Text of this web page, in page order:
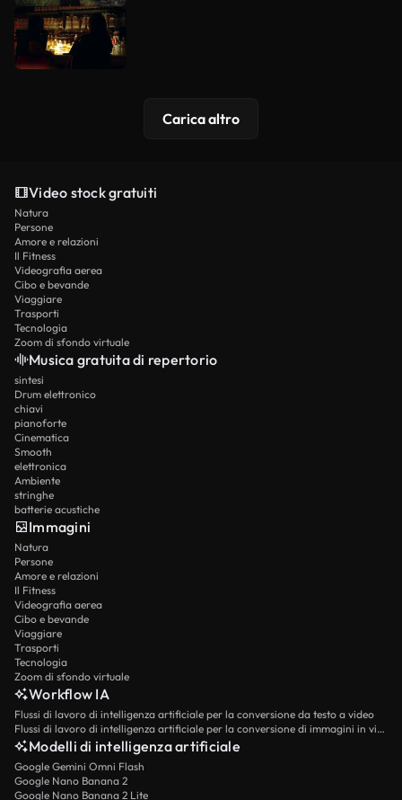
Carica altro
Video stock gratuiti
Natura
Persone
Amore e relazioni
Il Fitness
Videografia aerea
Cibo e bevande
Viaggiare
Trasporti
Tecnologia
Zoom di sfondo virtuale
Musica gratuita di repertorio
sintesi
Drum elettronico
chiavi
pianoforte
Cinematica
Smooth
elettronica
Ambiente
stringhe
batterie acustiche
Immagini
Natura
Persone
Amore e relazioni
Il Fitness
Videografia aerea
Cibo e bevande
Viaggiare
Trasporti
Tecnologia
Zoom di sfondo virtuale
Workflow IA
Flussi di lavoro di intelligenza artificiale per la conversione da testo a video
Flussi di lavoro di intelligenza artificiale per la conversione di immagini in video
Modelli di intelligenza artificiale
Google Gemini Omni Flash
Google Nano Banana 2
Google Nano Banana 2 Lite